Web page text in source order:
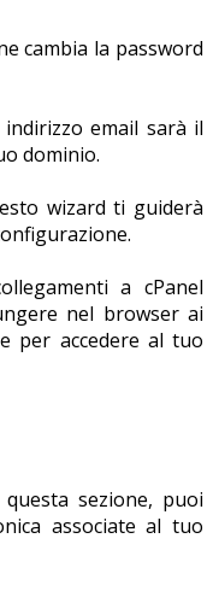
cambia la password
email sarà il
dominio.
wizard ti guiderà
a cPanel
nel browser ai
per accedere al tuo
sezione, puoi
associate al tuo